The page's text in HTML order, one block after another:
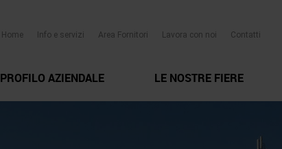
Home Info e servizi Area Fornitori Lavora con noi Contatti
PROFILO AZIENDALE LE NOSTRE FIERE